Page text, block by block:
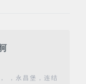
，永昌堡，连结